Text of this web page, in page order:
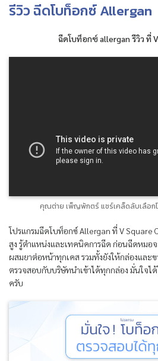
รีวิว ฉีดโบท็อกซ์ Allergan
ฉีดโบท็อกซ์ allergan รีวิว ที่
คุณต่าย เพ็ญพักตร์ แชร์เคล็ดลับเลือก
โปรแกรมฉีดโบท็อกซ์ Allergan ที่ V
สูง รู้ตำแหน่งและเทคนิคการฉีด ก่อนฉีดหมอ
ผสมยาต่อหน้าทุกเคส รวมทั้งยังให้กล่องและ
ตรวจสอบกับบริษัทนำเข้าได้ทุกกล่อง มั่นใจ
ครับ